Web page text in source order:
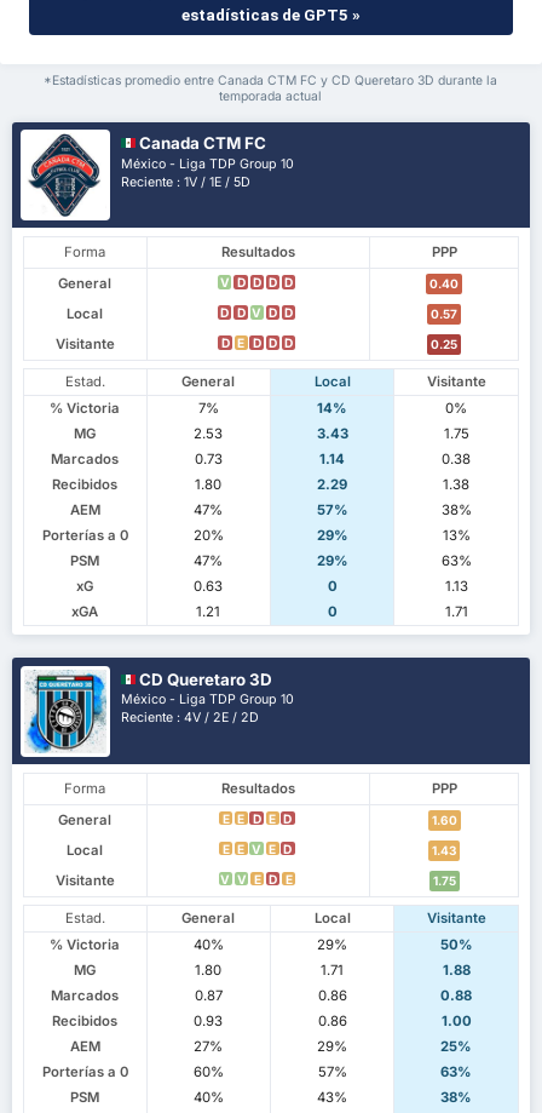
estadísticas de GPT5 »
*Estadísticas promedio entre Canada CTM FC y CD Queretaro 3D durante la
temporada actual
Canada CTM FC
México - Liga TDP Group 10
Reciente : 1V / 1E / 5D
Forma Resultados
PPP
General
V D D D D 0.40
Local D D V D D 0.57
Visitante D E D D D 0.25
Estad. General Local
Visitante
% Victoria
7% 14%
0%
MG
2.53 3.43
1.75
Marcados
0.73 1.14
0.38
Recibidos
1.80 2.29
1.38
AEM
47% 57%
38%
Porterías a 0
20% 29%
13%
PSM
47% 29%
63%
xG
0.63 0
1.13
xGA
1.21 0 1.71
CD Queretaro 3D
México - Liga TDP Group 10
Reciente : 4V / 2E / 2D
Forma Resultados
PPP
General
E E D E D 1.60
Local E E V E D 1.43
Visitante V V E D E 1.75
Estad. General Local
Visitante
% Victoria
40% 29%
50%
MG
1.80 1.71
1.88
Marcados
0.87 0.86
0.88
Recibidos
0.93 0.86
1.00
AEM
27% 29%
25%
Porterías a 0
60% 57%
63%
PSM
40% 43%
38%